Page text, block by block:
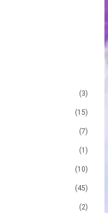
(3)
(15)
(7)
(1)
(10)
(45)
(2)